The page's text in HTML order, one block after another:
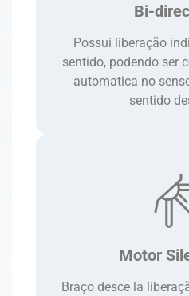
Bi-
Possui liberação
sentido, podendo ser
automatica no
sentido
Motor
Braço desce la